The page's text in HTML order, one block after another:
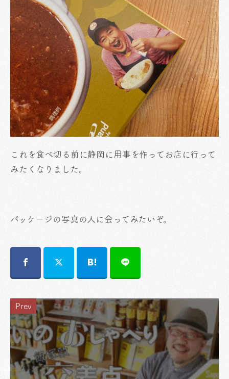
これを食べ切る前に静岡に用事を作ってお店に行って
みたくなりました。
パッケージの写真の人に会ってみたいぞ。
Prev